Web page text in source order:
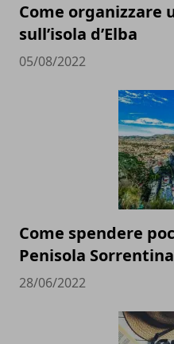
Come organizzare
sull’isola d’Elba
05/08/2022
Come spendere
Penisola Sorrentina
28/06/2022